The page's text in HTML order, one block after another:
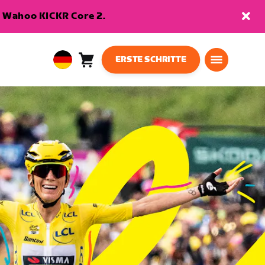
KICKR Core 2.
European
Deutsch
Warenkorb0
ERSTE SCHRITTE